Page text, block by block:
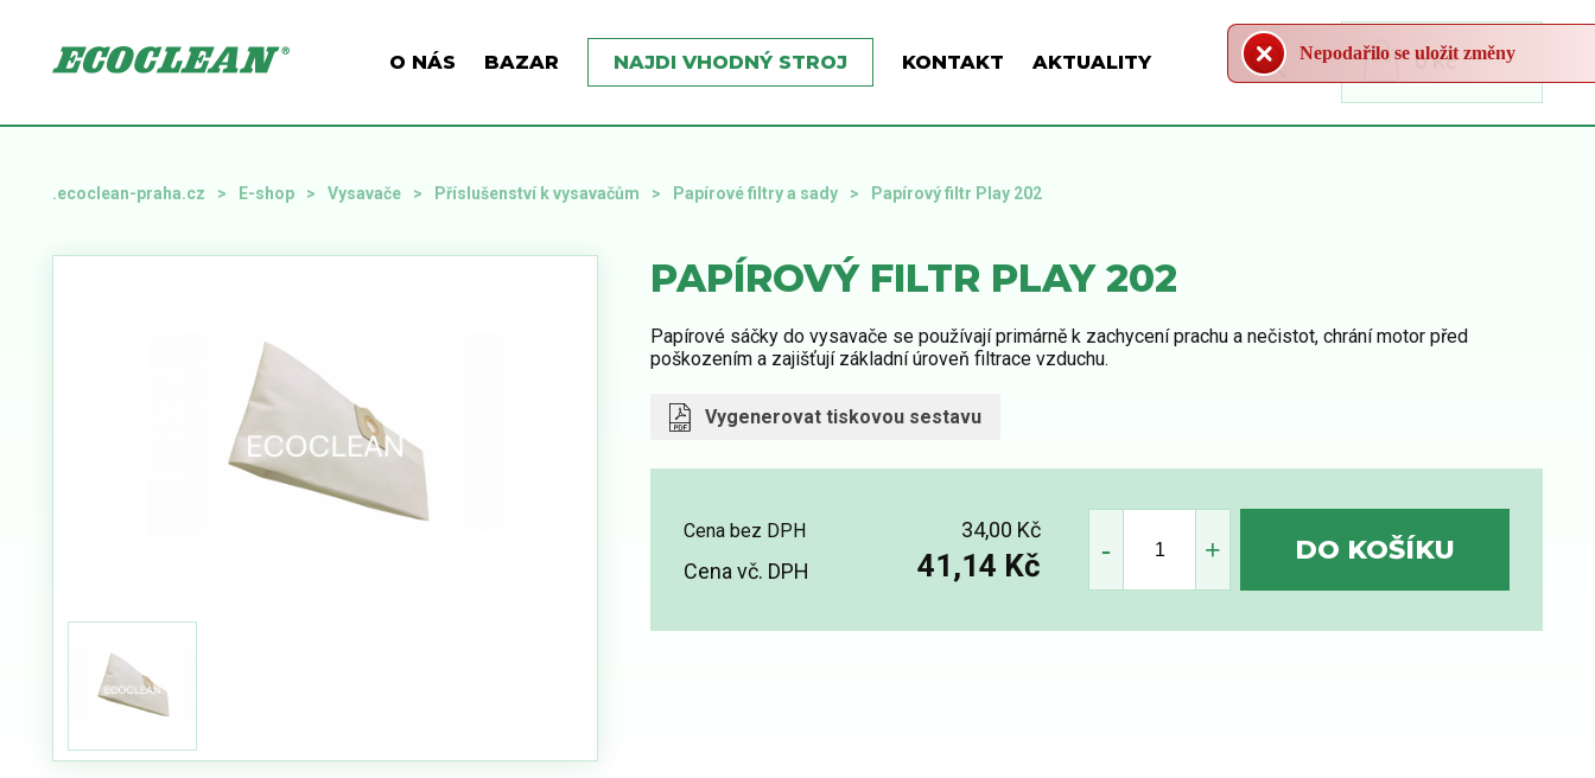
O NÁS BAZAR NAJDI VHODNÝ STROJ KONTAKT AKTUALITY 0 Kč
.ecoclean-praha.cz E-shop Vysavače Příslušenství k vysavačům Papírové filtry a sady Papírový filtr Play 202
PAPÍROVÝ FILTR PLAY 202
Papírové sáčky do vysavače se používají primárně k zachycení prachu a nečistot, chrání motor před
poškozením a zajišťují základní úroveň filtrace vzduchu.
Vygenerovat tiskovou sestavu
Cena bez DPH
34,00 Kč
Cena vč. DPH
41,14 Kč
Nepodařilo se uložit změny